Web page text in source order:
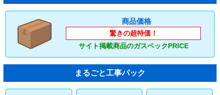
商品価格
驚きの超特価！
サイト掲載商品のガスペックPRICE
まるごと工事パック